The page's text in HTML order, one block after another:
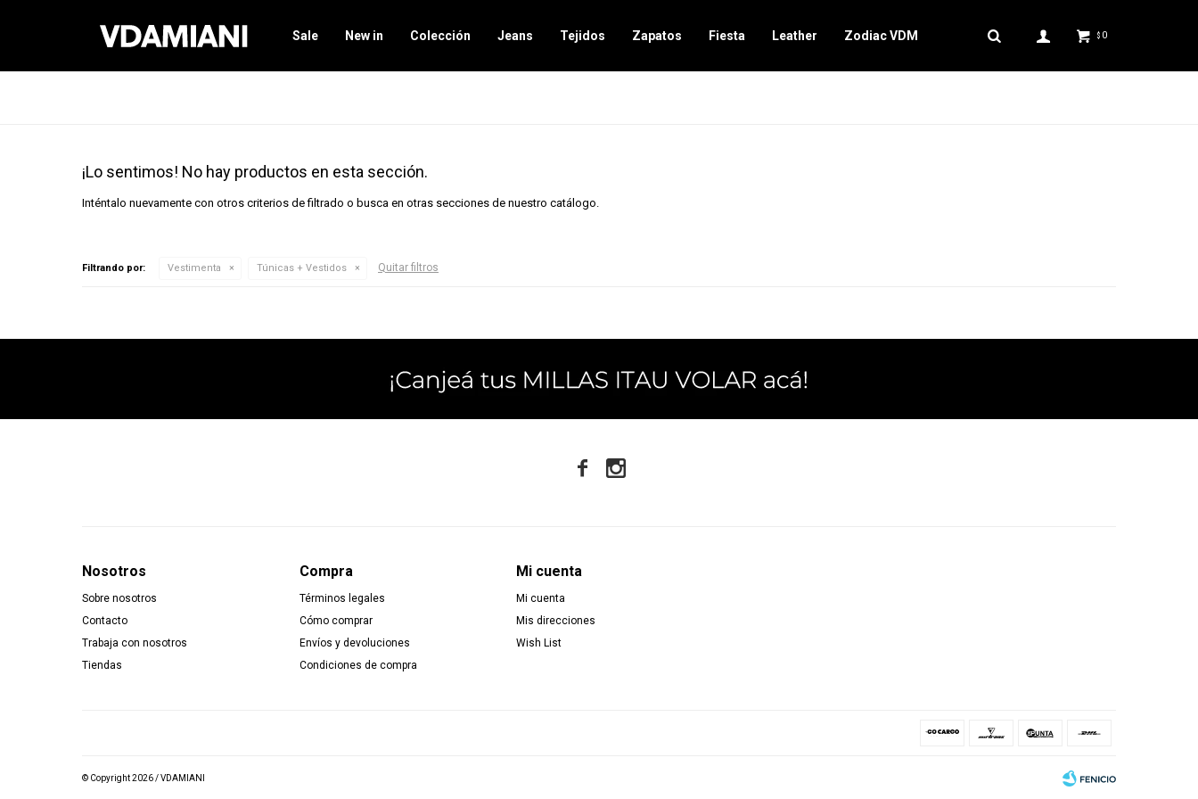
Sale New in Colección Jeans Tejidos Zapatos Fiesta Leather Zodiac VDM $ 0
¡Lo sentimos! No hay productos en esta sección.
Inténtalo nuevamente con otros criterios de filtrado o busca en otras secciones de nuestro catálogo.
Filtrando por: Vestimenta Túnicas + Vestidos Quitar filtros
Nosotros
Sobre nosotros
Contacto
Trabaja con nosotros
Tiendas
Compra
Términos legales
Cómo comprar
Envíos y devoluciones
Condiciones de compra
Mi cuenta
Mi cuenta
Mis direcciones
Wish List
 
© Copyright 2026 / VDAMIANI